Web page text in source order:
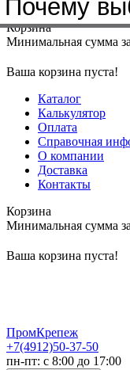
Меню+7(4912)50-37-
Корзина
Минимальная сумма
Ваша корзина пуста!
Каталог
Калькулятор
Оплата
Справочная
О компании
Доставка
Контакты
Корзина
Минимальная сумма
Ваша корзина пуста!
ПромКрепеж
+7(4912)50-37-50
пн-пт: с 8:00 до 17:00
Почему